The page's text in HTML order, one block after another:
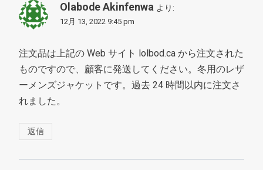
Olabode Akinfenwa より:
12月 13, 2022 9:45 pm
注文品は上記の Web サイト lolbod.ca から注文された
ものですので、顧客に発送してください。冬用のレザ
ーメンズジャケットです。過去 24 時間以内に注文さ
れました。
返信